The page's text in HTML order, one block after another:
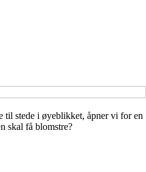
til stede i øyeblikket, åpner vi for en
skal få blomstre?